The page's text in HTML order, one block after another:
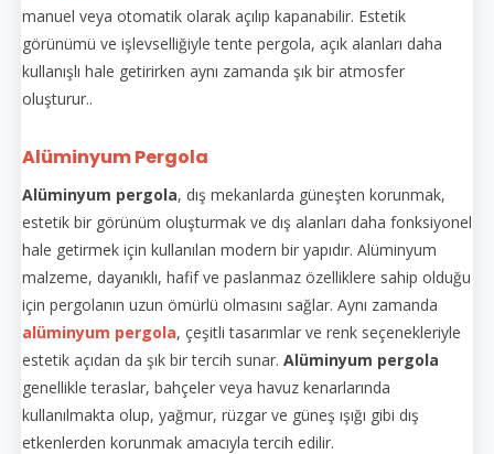
manuel veya otomatik olarak açılıp kapanabilir. Estetik
görünümü ve işlevselliğiyle tente pergola, açık alanları daha
kullanışlı hale getirirken aynı zamanda şık bir atmosfer
oluşturur..
Alüminyum Pergola
Alüminyum pergola, dış mekanlarda güneşten korunmak,
estetik bir görünüm oluşturmak ve dış alanları daha fonksiyonel
hale getirmek için kullanılan modern bir yapıdır. Alüminyum
malzeme, dayanıklı, hafif ve paslanmaz özelliklere sahip olduğu
için pergolanın uzun ömürlü olmasını sağlar. Aynı zamanda
alüminyum pergola, çeşitli tasarımlar ve renk seçenekleriyle
estetik açıdan da şık bir tercih sunar. Alüminyum pergola
genellikle teraslar, bahçeler veya havuz kenarlarında
kullanılmakta olup, yağmur, rüzgar ve güneş ışığı gibi dış
etkenlerden korunmak amacıyla tercih edilir.